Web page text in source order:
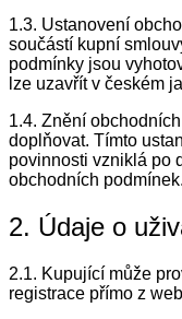
1.3. Ustanovení
součástí kupní
podmínky jsou
lze uzavřít v českém
1.4. Znění
doplňovat. Tímto
povinnosti vzniklá po
obchodních podmínek.
2. Údaje o
2.1. Kupující může
registrace přímo z